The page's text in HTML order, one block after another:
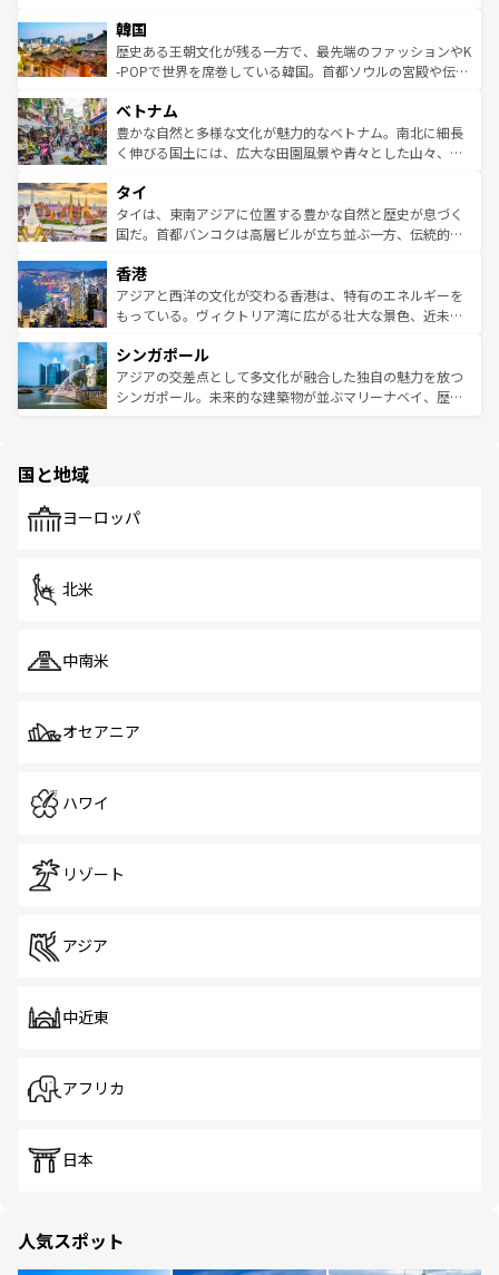
はコンテンツ一覧
いる。アクティビティも充実しており、サーフィンやダイ
ビング、ハイキングなど、アウトドア好きにはたまらな
い。オーストラリアの多彩な魅力を存分に味わいつくそ
参照してほしい。
ン）、静ひつな山岳地帯である台湾東部など、都市の喧騒
と山間の静けさが共存しており、訪れる人に新しい発見と
驚きをもたらしてくれる。また、奥深い台湾の食文化も魅
容にもいいと評判のスイーツなど、バラエティ豊かな料理
が味わえる。 なお、新着の台湾情報は コンテンツ一覧を参
照してほしい。
韓国
歴史ある王朝文化が残る一方で、最先端のファッションやK
-POPで世界を席巻している韓国。首都ソウルの宮殿や伝統
き、地方に足を延ばせば四季折々の自然美を楽しむことが
できる。そして、キムチや焼肉、絶品のストリートフード
まで、さまざまな韓国料理が待っている。夜には、韓国な
リティに包まれながら、韓国の多彩な魅力を心ゆくまで味
わってみてほしい。 なお、新着の韓国情報はコンテンツ一
覧を参照してほしい。
ベトナム
豊かな自然と多様な文化が魅力的なベトナム。南北に細長
く伸びる国土には、広大な田園風景や青々とした山々、世
急速な発展と共に伝統が息づく。ハノイの古い町並みやホ
ーチミン市のフランス統治時代の建物も、独特の雰囲気を
醸し出している。また、バラエティの豊かさとおいしさで
とつ。フォーやバインミー、ベトナムコーヒーなどは、ぜ
ひ現地で味わいたい。どの地域を訪れてもあたたかい人々
が旅行者を迎えてくれるので、きっと忘れられない旅にな
参照してほしい。
タイ
タイは、東南アジアに位置する豊かな自然と歴史が息づく
国だ。首都バンコクは高層ビルが立ち並ぶ一方、伝統的な
の活気が交差している。北部ではチェンマイなどの山岳地
帯で自然と触れ合い、南部ではプーケットやクラビの美し
いビーチでリゾート気分を楽しむことができる。タイ料理
激する。気候は一年中温暖で、どの季節にも異なる楽しみ
が待っている。親しみやすいタイの人々、仏教を中心とし
た文化、そして多様な観光資源が、訪れる旅人を魅了し続
香港
アジアと西洋の文化が交わる香港は、特有のエネルギーを
もっている。ヴィクトリア湾に広がる壮大な景色、近未来
み、どこを訪れても感動するはず。観光スポットが密集し
ており、効率よく見どころを回れるのも魅力。息をのむよ
うな絶景から文化的な体験まで、香港を存分に楽しみ尽く
シンガポール
アジアの交差点として多文化が融合した独自の魅力を放つ
シンガポール。未来的な建築物が並ぶマリーナベイ、歴史
で、ホーカーズは地元の風情を楽しめる外せないスポット
国と地域
ヨーロッパ
北米
中南米
オセアニア
ハワイ
リゾート
アジア
中近東
アフリカ
日本
人気スポット